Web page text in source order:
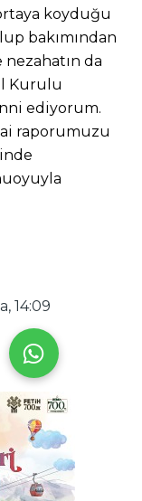
koyduğu
bakımından
da
Kurulu
ediyorum.
raporumuzu
14:09